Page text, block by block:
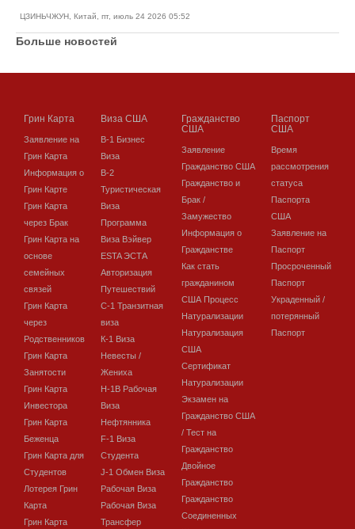
ЦЗИНЬЧЖУН, Китай, пт, июль 24 2026 05:52
Больше новостей
Грин Карта
Заявление на
Грин Карта
Информация о
Грин Карте
Грин Карта
через Брак
Грин Карта на
основе
семейных
связей
Грин Карта
через
Родственников
Грин Карта
Занятости
Грин Карта
Инвестора
Грин Карта
Беженца
Грин Карта для
Студентов
Лотерея Грин
Карта
Грин Карта
Виза США
В-1 Бизнес
Виза
В-2
Туристическая
Виза
Программа
Виза Вэйвер
ESTA ЭСТА
Авторизация
Путешествий
C-1 Транзитная
виза
К-1 Виза
Невесты /
Жениха
H-1B Рабочая
Виза
Нефтянника
F-1 Виза
Студента
J-1 Обмен Виза
Рабочая Виза
Рабочая Виза
Трансфер
Гражданство
США
Заявление
Гражданство США
Гражданство и
Брак /
Замужество
Информация о
Гражданстве
Как стать
гражданином
США Процесс
Натурализации
Натурализация
США
Сертификат
Натурализации
Экзамен на
Гражданство США
/ Тест на
Гражданство
Двойное
Гражданство
Гражданство
Соединенных
Паспорт
США
Время
рассмотрения
статуса
Паспорта
США
Заявление на
Паспорт
Просроченный
Паспорт
Украденный /
потерянный
Паспорт